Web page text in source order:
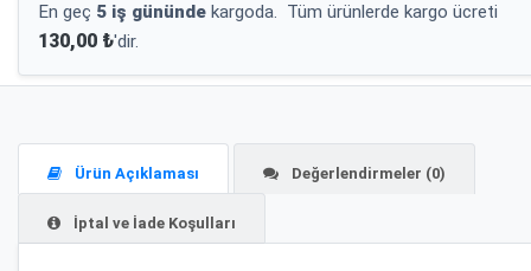
En geç 5 iş gününde kargoda. Tüm ürünlerde kargo ücreti
130,00 ₺'dir.
Ürün Açıklaması Değerlendirmeler (0)
İptal ve İade Koşulları